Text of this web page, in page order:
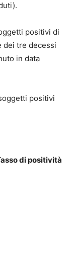
positivi di
dei tre decessi
in data
positivi
di positività